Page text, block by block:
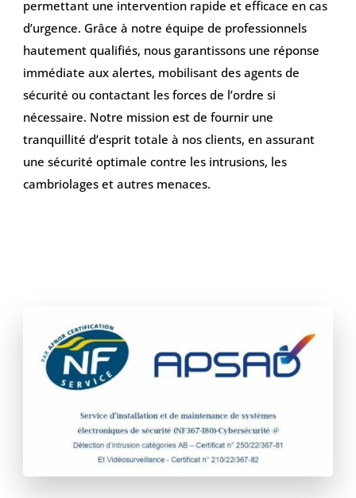
permettant une intervention rapide et efficace en cas
d’urgence. Grâce à notre équipe de professionnels
hautement qualifiés, nous garantissons une réponse
immédiate aux alertes, mobilisant des agents de
sécurité ou contactant les forces de l’ordre si
nécessaire. Notre mission est de fournir une
tranquillité d’esprit totale à nos clients, en assurant
une sécurité optimale contre les intrusions, les
cambriolages et autres menaces.